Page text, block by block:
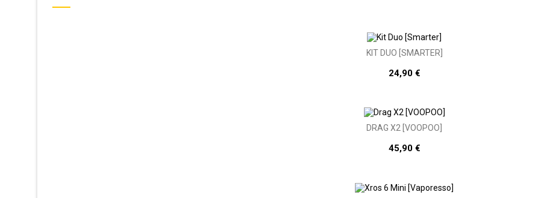
KIT DUO [SMARTER]
24,90 €
DRAG X2 [VOOPOO]
45,90 €